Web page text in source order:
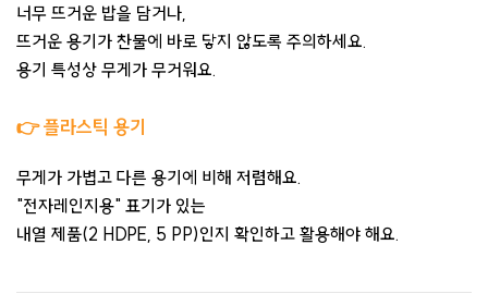
너무 뜨거운 밥을 담거나,
뜨거운 용기가 찬물에 바로 닿지 않도록 주의하세요.
용기 특성상 무게가 무거워요.
👉 플라스틱 용기
무게가 가볍고 다른 용기에 비해 저렴해요.
"전자레인지용" 표기가 있는
내열 제품(2 HDPE, 5 PP)인지 확인하고 활용해야 해요.